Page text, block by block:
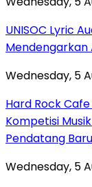
UNISOC Lyric
Mendengarkan
Wednesday, 5
Hard Rock
Kompetisi
Pendatang Baru
Wednesday, 5